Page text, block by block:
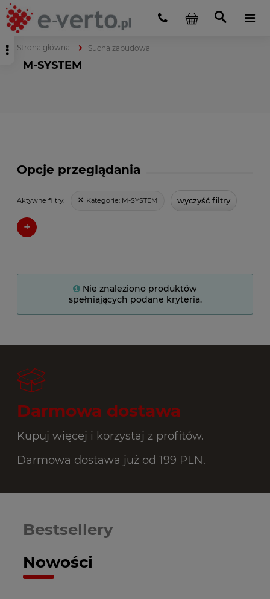
Strona główna Sucha zabudowa
M-SYSTEM
Opcje przeglądania
Aktywne filtry: Kategorie: M-SYSTEM wyczyść filtry
+
Nie znaleziono produktów
spełniających podane kryteria.
Darmowa dostawa
Kupuj więcej i korzystaj z profitów.
Darmowa dostawa już od 199 PLN.
Nowości
Bestsellery